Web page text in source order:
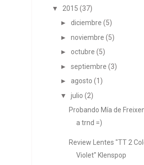
▼
2015 (37)
► diciembre (5)
► noviembre (5)
► octubre (5)
► septiembre (3)
► agosto (1)
▼
julio (2)
Probando Mía de
a trnd =)
Review Lentes "TT 2
Violet" Klenspop